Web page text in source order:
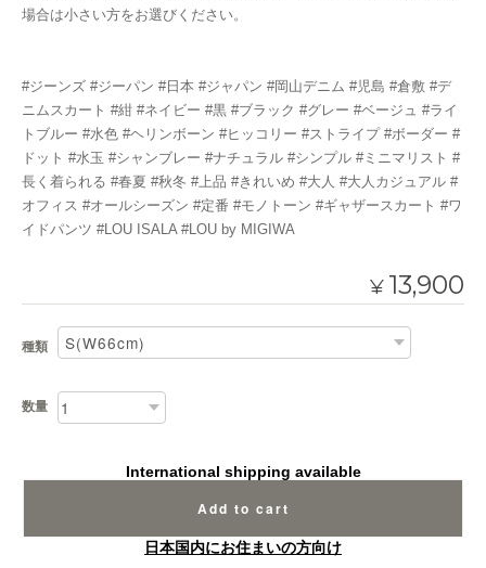
場合は小さい方をお選びください。
#ジーンズ #ジーパン #日本 #ジャパン #岡山デニム #児島 #倉敷 #デ
ニムスカート #紺 #ネイビー #黒 #ブラック #グレー #ベージュ #ライ
トブルー #水色 #ヘリンボーン #ヒッコリー #ストライプ #ボーダー #
ドット #水玉 #シャンブレー #ナチュラル #シンプル #ミニマリスト #
長く着られる #春夏 #秋冬 #上品 #きれいめ #大人 #大人カジュアル #
オフィス #オールシーズン #定番 #モノトーン #ギャザースカート #ワ
イドパンツ #LOU ISALA #LOU by MIGIWA
¥ 13,900
種類
数量
International shipping available
Add to cart
日本国内にお住まいの方向け